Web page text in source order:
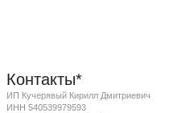
Контакты*
ИП Кучерявый Кирилл Дмитриевич
ИНН 540539979593